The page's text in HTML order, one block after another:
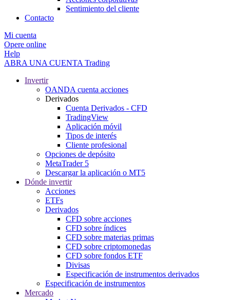
Sentimiento del cliente
Contacto
Mi cuenta
Opere online
Help
ABRA UNA CUENTA Trading
Invertir
OANDA cuenta acciones
Derivados
Cuenta Derivados - CFD
TradingView
Aplicación móvil
Tipos de interés
Cliente profesional
Opciones de depósito
MetaTrader 5
Descargar la aplicación o MT5
Dónde invertir
Acciones
ETFs
Derivados
CFD sobre acciones
CFD sobre índices
CFD sobre materias primas
CFD sobre criptomonedas
CFD sobre fondos ETF
Divisas
Especificación de instrumentos derivados
Especificación de instrumentos
Mercado